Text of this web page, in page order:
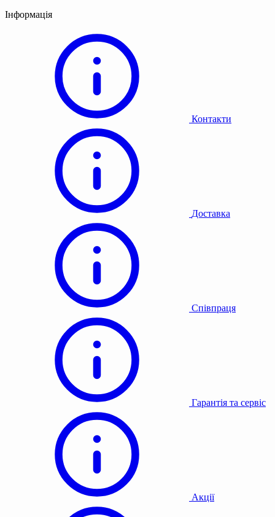
Інформація
Контакти
Доставка
Співпраця
Гарантія та сервіс
Акції